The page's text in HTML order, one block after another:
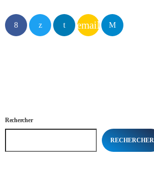
email
Rechercher
RECHERCHER